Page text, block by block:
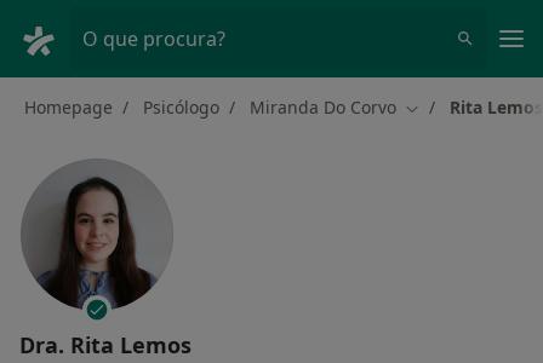
O que procura?
Homepage Psicólogo Miranda Do Corvo Mudar de cidade
Rita Lemos
Dra. Rita Lemos